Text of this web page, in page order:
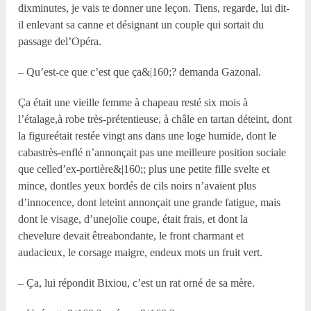
dixminutes, je vais te donner une leçon. Tiens, regarde, lui dit-
il enlevant sa canne et désignant un couple qui sortait du
passage del’Opéra.
– Qu’est-ce que c’est que ça&|160;? demanda Gazonal.
Ça était une vieille femme à chapeau resté six mois à
l’étalage,à robe très-prétentieuse, à châle en tartan déteint, dont
la figureétait restée vingt ans dans une loge humide, dont le
cabastrès-enflé n’annonçait pas une meilleure position sociale
que celled’ex-portière&|160;; plus une petite fille svelte et
mince, dontles yeux bordés de cils noirs n’avaient plus
d’innocence, dont leteint annonçait une grande fatigue, mais
dont le visage, d’unejolie coupe, était frais, et dont la
chevelure devait êtreabondante, le front charmant et
audacieux, le corsage maigre, endeux mots un fruit vert.
– Ça, lui répondit Bixiou, c’est un rat orné de sa mère.